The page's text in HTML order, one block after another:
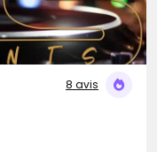
8 avis